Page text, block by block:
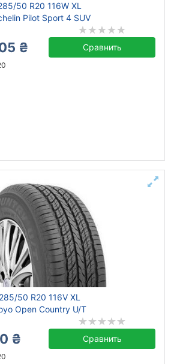
50 R20 116W XL
Pilot Sport 4 SUV
₴ Сравнить
285/50 R20 116V XL
Open Country U/T
₴ Сравнить